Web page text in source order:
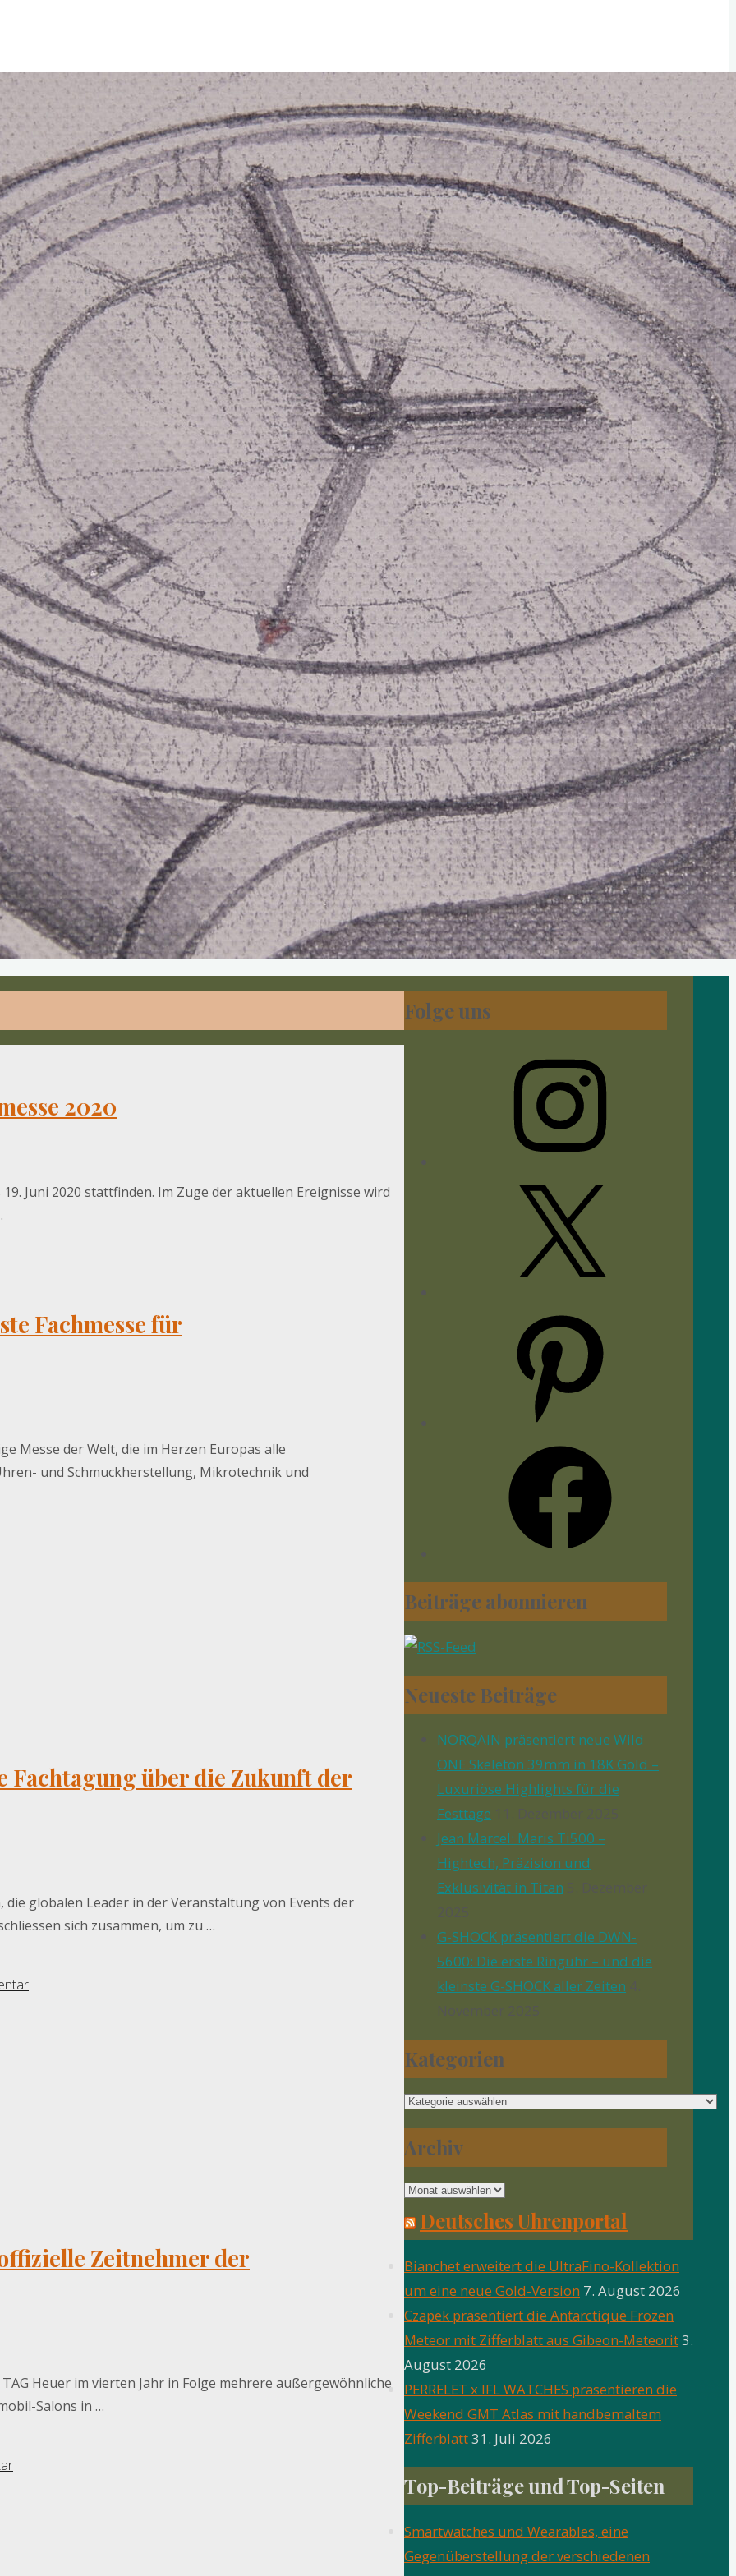
2020
Juni 2020 stattfinden. Im Zuge der aktuellen Ereignisse wird
Fachmesse für
Messe der Welt, die im Herzen Europas alle
und Schmuckherstellung, Mikrotechnik und
Fachtagung über die Zukunft der
globalen Leader in der Veranstaltung von Events der
sich zusammen, um zu …
Zeitnehmer der
Heuer im vierten Jahr in Folge mehrere außergewöhnliche
Salons in …
Folge uns
Beiträge abonnieren
Neueste Beiträge
NORQAIN präsentiert neue Wild
ONE Skeleton 39mm in 18K Gold –
Luxuriöse Highlights für die
Festtage 11. Dezember 2025
Jean Marcel: Maris Ti500 –
Hightech, Präzision und
Exklusivität in Titan 5. Dezember
2025
G-SHOCK präsentiert die DWN-
5600: Die erste Ringuhr – und die
kleinste G-SHOCK aller Zeiten 4.
November 2025
Kategorien
Kategorien
Archiv
Archiv
Deutsches Uhrenportal
Bianchet erweitert die UltraFino-Kollektion
um eine neue Gold-Version 7. August 2026
Czapek präsentiert die Antarctique Frozen
Meteor mit Zifferblatt aus Gibeon-Meteorit3.
August 2026
PERRELET x IFL WATCHES präsentieren die
Weekend GMT Atlas mit handbemaltem
Zifferblatt31. Juli 2026
Top-Beiträge und Top-Seiten
Smartwatches und Wearables, eine
Gegenüberstellung der verschiedenen